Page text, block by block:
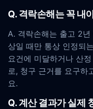
Q. 격락손해는 꼭 내
A. 격락손해는 출고 2년
상일 때만 통상 인정되
요건에 미달하거나 산
로, 청구 근거를 요구하
요.
Q. 계산 결과가 실제